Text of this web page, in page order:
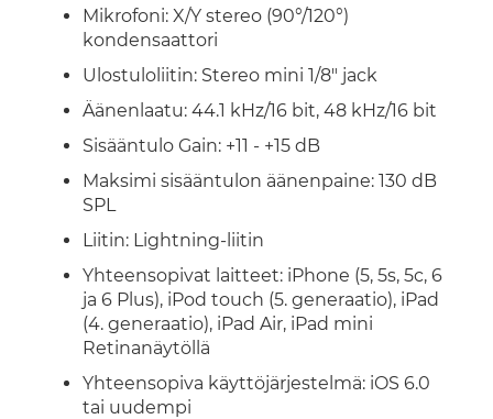
Mikrofoni: X/Y stereo (90°/120°)
kondensaattori
Ulostuloliitin: Stereo mini 1/8" jack
Äänenlaatu: 44.1 kHz/16 bit, 48 kHz/16 bit
Sisääntulo Gain: +11 - +15 dB
Maksimi sisääntulon äänenpaine: 130 dB
SPL
Liitin: Lightning-liitin
Yhteensopivat laitteet: iPhone (5, 5s, 5c, 6
ja 6 Plus), iPod touch (5. generaatio), iPad
(4. generaatio), iPad Air, iPad mini
Retinanäytöllä
Yhteensopiva käyttöjärjestelmä: iOS 6.0
tai uudempi